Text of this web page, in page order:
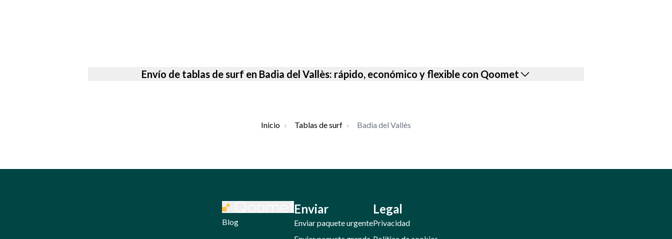
Envío de tablas de surf en Badia del Vallès: rápido, económico y flexible con Qoomet
Inicio › Tablas de surf › Badia del Vallès
Blog
Enviar
Enviar paquete urgente
Legal
Privacidad